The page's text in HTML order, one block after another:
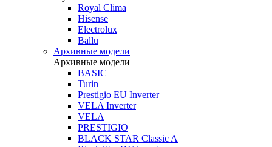
Royal Clima
Hisense
Electrolux
Ballu
Архивные модели
Архивные модели
BASIC
Turin
Prestigio EU Inverter
VELA Inverter
VELA
PRESTIGIO
BLACK STAR Classic A